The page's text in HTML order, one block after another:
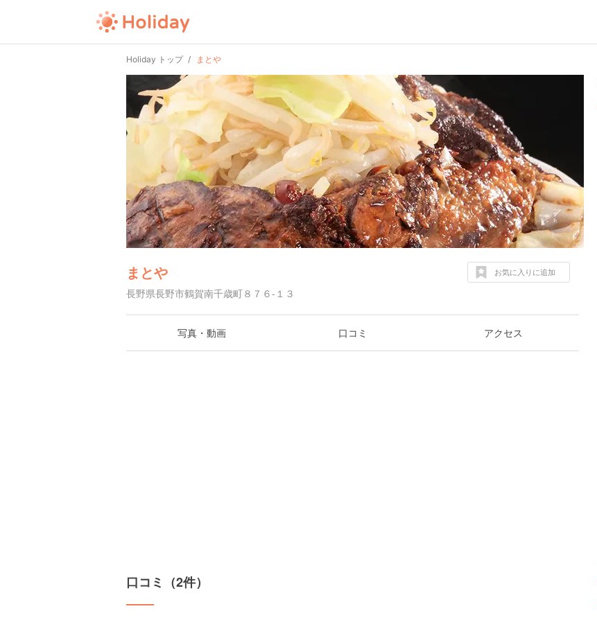
Holiday トップ まとや
まとや
長野県長野市鶴賀南千歳町８７６-１３
お気に入りに追加
写真・動画 口コミ アクセス
口コミ（2件）